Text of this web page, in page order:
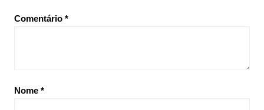
Comentário *
Nome *